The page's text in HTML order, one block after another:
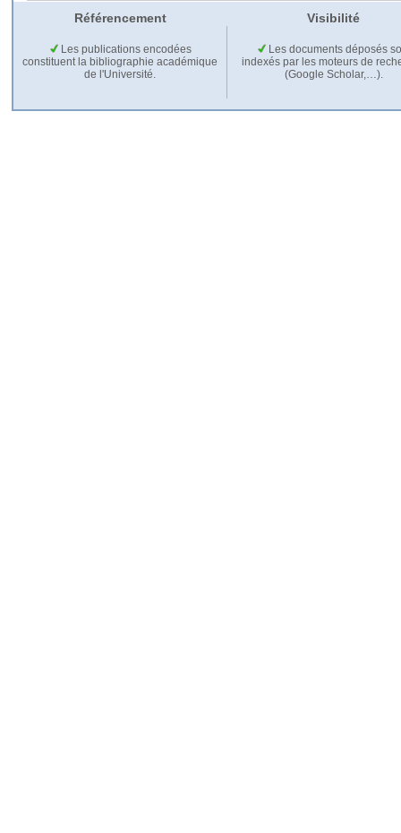
Référencement Visibilité
Les publications encodées
constituent la bibliographie académique
de l'Université.
Les documents déposés
indexés par les moteurs de
(Google Scholar,…).